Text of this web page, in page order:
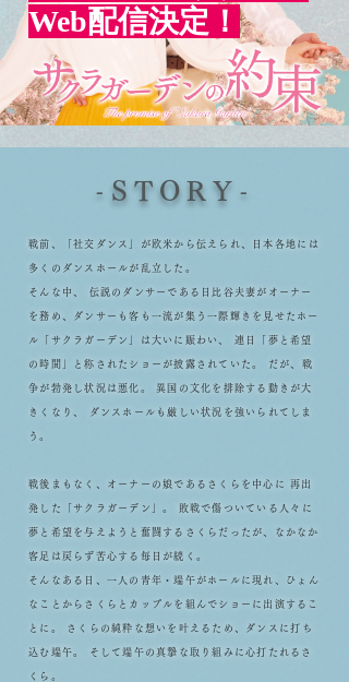
Web配信決定！
-STORY-
戦前、「社交ダンス」が欧米から伝えられ、 日本各地には
多くのダンスホールが乱立した。
そんな中、 伝説のダンサーである日比谷夫妻がオーナー
を務め、ダンサーも客も一流が集う一際輝きを見せたホー
ル「サクラガーデン」は大いに賑わい、 連日「夢と希望
の時間」と称されたショーが披露されていた。 だが、戦
争が勃発し状況は悪化。 異国の文化を排除する動きが大
きくなり、 ダンスホールも厳しい状況を強いられてしま
う。
戦後まもなく、オーナーの娘であるさくらを中心に 再出
発した「サクラガーデン」。 敗戦で傷ついている人々に
夢と希望を与えようと奮闘するさくらだったが、なかなか
客足は戻らず苦心する毎日が続く。
そんなある日、一人の青年・端午がホールに現れ、 ひょん
なことからさくらとカップルを組んでショーに出演するこ
とに。 さくらの純粋な想いを叶えるため、ダンスに打ち
込む端午。 そして端午の真摯な取り組みに心打たれるさ
くら。